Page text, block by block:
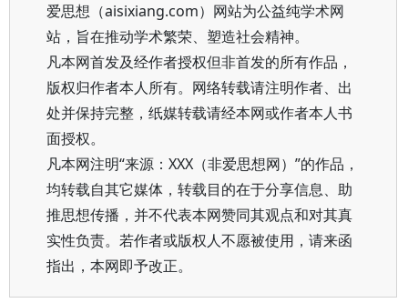
爱思想（aisixiang.com）网站为公益纯学术网
站，旨在推动学术繁荣、塑造社会精神。
凡本网首发及经作者授权但非首发的所有作品，
版权归作者本人所有。网络转载请注明作者、出
处并保持完整，纸媒转载请经本网或作者本人书
面授权。
凡本网注明“来源：XXX（非爱思想网）”的作品，
均转载自其它媒体，转载目的在于分享信息、助
推思想传播，并不代表本网赞同其观点和对其真
实性负责。若作者或版权人不愿被使用，请来函
指出，本网即予改正。